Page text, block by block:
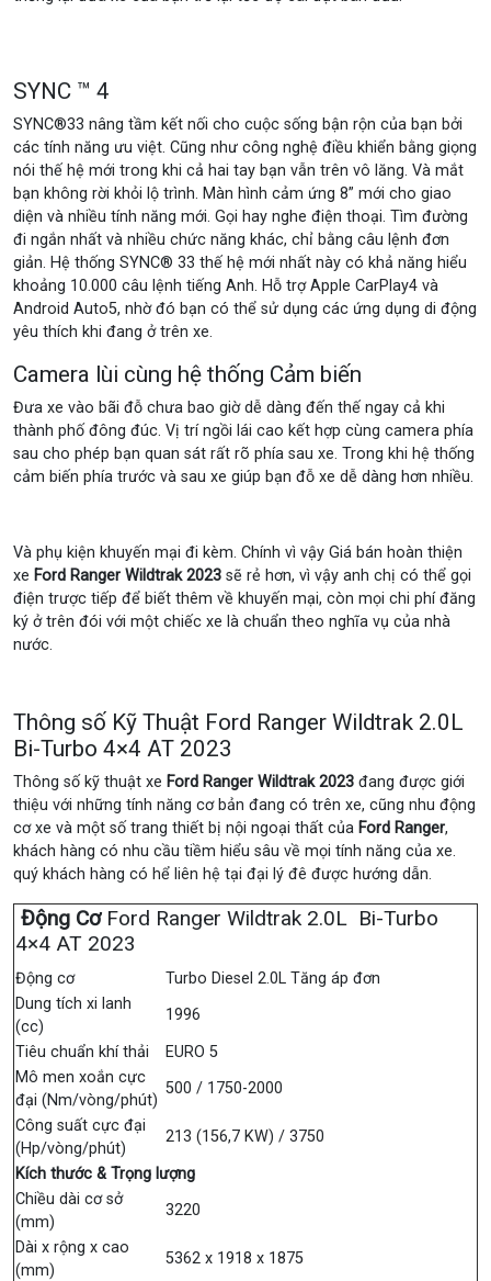
SYNC ™ 4
SYNC®33 nâng tầm kết nối cho cuộc sống bận rộn của bạn bởi
các tính năng ưu việt. Cũng như công nghệ điều khiển bằng giọng
nói thế hệ mới trong khi cả hai tay bạn vẫn trên vô lăng. Và mắt
bạn không rời khỏi lộ trình. Màn hình cảm ứng 8” mới cho giao
diện và nhiều tính năng mới. Gọi hay nghe điện thoại. Tìm đường
đi ngắn nhất và nhiều chức năng khác, chỉ bằng câu lệnh đơn
giản. Hệ thống SYNC® 33 thế hệ mới nhất này có khả năng hiểu
khoảng 10.000 câu lệnh tiếng Anh. Hỗ trợ Apple CarPlay4 và
Android Auto5, nhờ đó bạn có thể sử dụng các ứng dụng di động
yêu thích khi đang ở trên xe.
Camera lùi cùng hệ thống Cảm biến
Đưa xe vào bãi đỗ chưa bao giờ dễ dàng đến thế ngay cả khi
thành phố đông đúc. Vị trí ngồi lái cao kết hợp cùng camera phía
sau cho phép bạn quan sát rất rõ phía sau xe. Trong khi hệ thống
cảm biến phía trước và sau xe giúp bạn đỗ xe dễ dàng hơn nhiều.
Và phụ kiện khuyến mại đi kèm. Chính vì vậy Giá bán hoàn thiện
xe Ford Ranger Wildtrak 2023 sẽ rẻ hơn, vì vậy anh chị có thể gọi
điện trược tiếp để biết thêm về khuyến mại, còn mọi chi phí đăng
ký ở trên đói với một chiếc xe là chuẩn theo nghĩa vụ của nhà
nước.
Thông số Kỹ Thuật Ford Ranger Wildtrak 2.0L
Bi-Turbo 4×4 AT 2023
Thông số kỹ thuật xe Ford Ranger Wildtrak 2023 đang được giới
thiệu với những tính năng cơ bản đang có trên xe, cũng nhu động
cơ xe và một số trang thiết bị nội ngoại thất của Ford Ranger,
khách hàng có nhu cầu tiềm hiểu sâu về mọi tính năng của xe.
quý khách hàng có hể liên hệ tại đại lý đê được hướng dẫn.
Động Cơ Ford Ranger Wildtrak 2.0L Bi-Turbo
4×4 AT 2023
Động cơ
Turbo Diesel 2.0L Tăng áp đơn
Dung tích xi lanh
(cc)
1996
Tiêu chuẩn khí thải
EURO 5
Mô men xoắn cực
đại (Nm/vòng/phút)
500 / 1750-2000
Công suất cực đại
(Hp/vòng/phút)
213 (156,7 KW) / 3750
Kích thước & Trọng lượng
Chiều dài cơ sở
(mm)
3220
Dài x rộng x cao
(mm)
5362 x 1918 x 1875